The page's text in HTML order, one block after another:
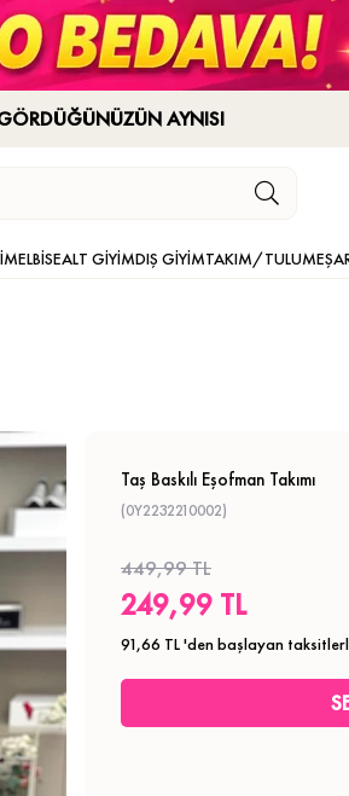
AYNISI
ELBİSEALT GİYİMDIŞ GİYİMTAKIM/TULUM
Taş Baskılı Eşofman Takımı
(0Y2232210002)
449,99 TL
249,99 TL
91,66 TL'den başlayan